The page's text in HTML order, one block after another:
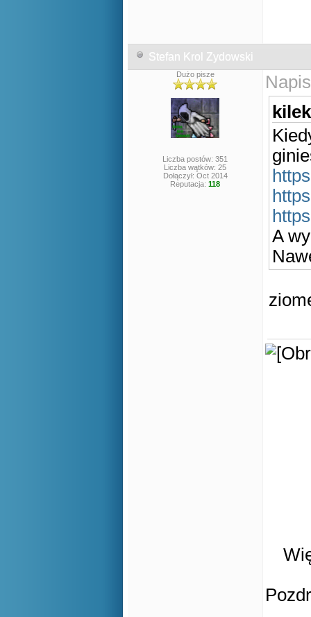
Stefan Krol Zydowski
Dużo pisze
Liczba postów: 351
Liczba wątków: 25
Dołączył: Oct 2014
Reputacja: 118
A